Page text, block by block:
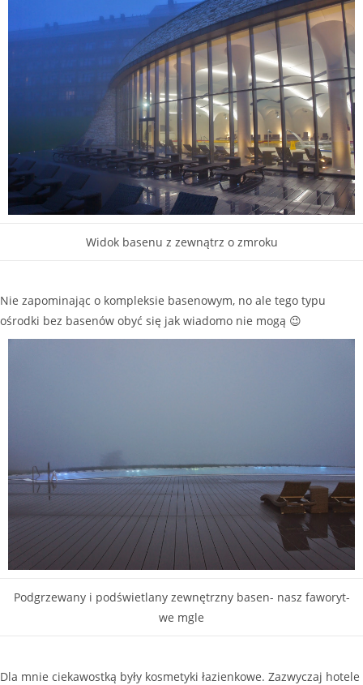
Widok basenu z zewnątrz o zmroku
Nie zapominając o kompleksie basenowym, no ale tego typu
ośrodki bez basenów obyć się jak wiadomo nie mogą 😉
Podgrzewany i podświetlany zewnętrzny basen- nasz faworyt-
we mgle
Dla mnie ciekawostką były kosmetyki łazienkowe. Zazwyczaj hotele